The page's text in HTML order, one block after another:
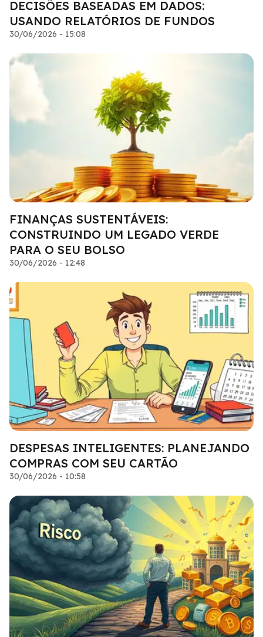
DECISÕES BASEADAS EM DADOS:
USANDO RELATÓRIOS DE FUNDOS
30/06/2026 - 15:08
FINANÇAS SUSTENTÁVEIS:
CONSTRUINDO UM LEGADO VERDE
PARA O SEU BOLSO
30/06/2026 - 12:48
DESPESAS INTELIGENTES: PLANEJANDO
COMPRAS COM SEU CARTÃO
30/06/2026 - 10:58